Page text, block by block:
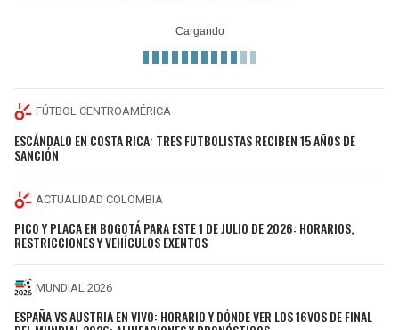
FÚTBOL CENTROAMÉRICA
ESCÁNDALO EN COSTA RICA: TRES FUTBOLISTAS RECIBEN 15 AÑOS DE
SANCIÓN
ACTUALIDAD COLOMBIA
PICO Y PLACA EN BOGOTÁ PARA ESTE 1 DE JULIO DE 2026: HORARIOS,
RESTRICCIONES Y VEHÍCULOS EXENTOS
MUNDIAL 2026
ESPAÑA VS AUSTRIA EN VIVO: HORARIO Y DÓNDE VER LOS 16VOS DE FINAL